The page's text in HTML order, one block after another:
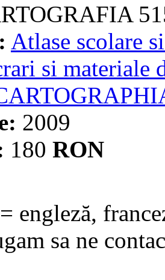
Atlase scolare
si materiale
2009
180 RON
engleză,
sa ne